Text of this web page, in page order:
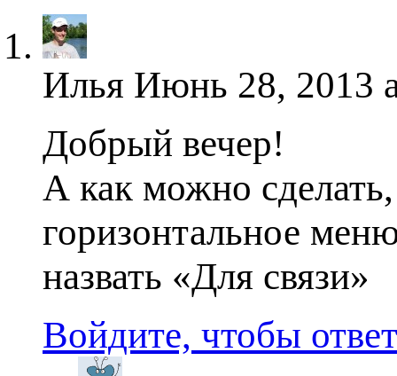
Илья Июнь 28, 2013
Добрый вечер!
А как можно
горизонтальное
назвать «Для связи»
Войдите, чтобы